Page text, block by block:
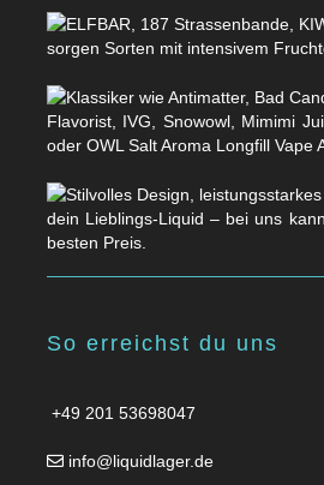
sorgen Sorten mit intensivem
Flavorist, IVG, Snowowl, Mimimi
oder OWL Salt Aroma Longfill Vape
dein Lieblings-Liquid – bei uns
besten Preis.
So erreichst du uns
+49 201 53698047
info@liquidlager.de